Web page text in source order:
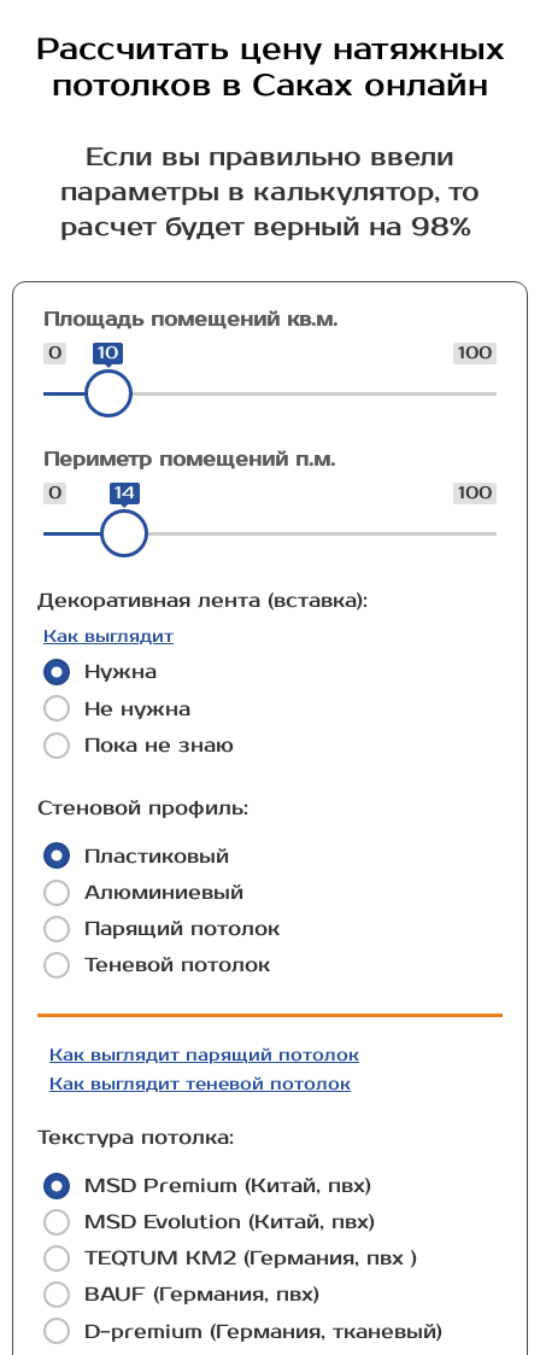
Рассчитать цену натяжных
потолков в Саках онлайн
Если вы правильно ввели
параметры в калькулятор, то
расчет будет верный на 98%
Площадь помещений кв.м.
0 100
10
Периметр помещений п.м.
0 100
14
Декоративная лента (вставка):
Как выглядит
Нужна
Не нужна
Пока не знаю
Стеновой профиль:
Пластиковый
Алюминиевый
Парящий потолок
Теневой потолок
Как выглядит парящий потолок
Как выглядит теневой потолок
Текстура потолка:
MSD Premium (Китай, пвх)
MSD Evolution (Китай, пвх)
TEQTUM КМ2 (Германия, пвх )
BAUF (Германия, пвх)
D-premium (Германия, тканевый)